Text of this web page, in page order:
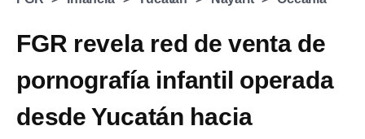
FGR revela red de venta de
pornografía infantil operada
desde Yucatán hacia